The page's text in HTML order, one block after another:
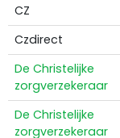
CZ
Czdirect
De Christelijke
zorgverzekeraar
De Christelijke
zorgverzekeraar